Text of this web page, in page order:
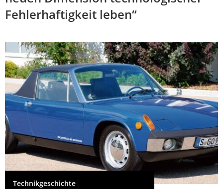
Fehlerhaftigkeit leben“
Technikgeschichte